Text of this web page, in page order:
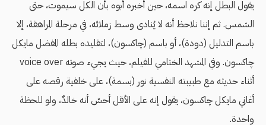
يقول البطل إنه كره اسمه، حين أخبره أبوه بأن الكل سيموت، حتى
الشمس. ثم إننا نلاحظ أنه لا يُنادى وسط زملائه، في مرحلة المراهقة، إلا
باسم التدليل (دودة)، أو باسم (چاكسون)، لتقليده بطله المفضل مايكل
چاكسون. وفي المشهد الختامي للفيلم، حيث يجيء صوته voice over
أثناء حديثه مع طبيبته النفسية نور (بسمة)، على خلفية رقصه على
أغاني مايكل چاكسون، يقول إنه على الأقل أحسّ أنه خالدٌ، ولو للحظة
واحدة.